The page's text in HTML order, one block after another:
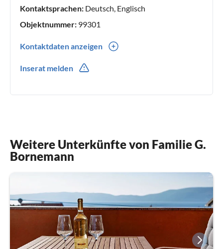
Kontaktsprachen: Deutsch, Englisch
Objektnummer: 99301
Kontaktdaten anzeigen
Inserat melden
Weitere Unterkünfte von Familie G.
Bornemann